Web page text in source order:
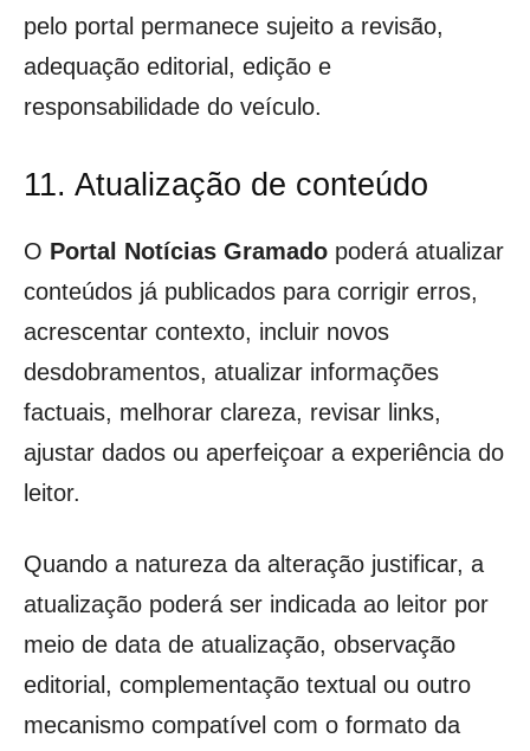
pelo portal permanece sujeito a revisão,
adequação editorial, edição e
responsabilidade do veículo.
11. Atualização de conteúdo
O Portal Notícias Gramado poderá atualizar
conteúdos já publicados para corrigir erros,
acrescentar contexto, incluir novos
desdobramentos, atualizar informações
factuais, melhorar clareza, revisar links,
ajustar dados ou aperfeiçoar a experiência do
leitor.
Quando a natureza da alteração justificar, a
atualização poderá ser indicada ao leitor por
meio de data de atualização, observação
editorial, complementação textual ou outro
mecanismo compatível com o formato da